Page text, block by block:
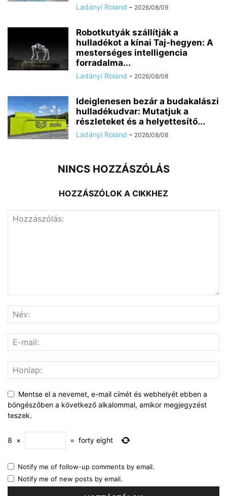
Ladányi Roland - 2026/08/09
Robotkutyák szállítják a
hulladékot a kínai Taj-hegyen: A
mesterséges intelligencia
forradalma...
Ladányi Roland - 2026/08/08
Ideiglenesen bezár a budakalászi
hulladékudvar: Mutatjuk a
részleteket és a helyettesítő...
Ladányi Roland - 2026/08/08
NINCS HOZZÁSZÓLÁS
HOZZÁSZÓLOK A CIKKHEZ
Mentse el a nevemet, e-mail címét és webhelyét ebben a
böngészőben a következő alkalommal, amikor megjegyzést
teszek.
8 × = forty eight
Notify me of follow-up comments by email.
Notify me of new posts by email.